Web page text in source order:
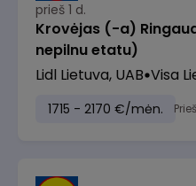
prieš 1 d.
Krovėjas (-a)
nepilnu etatu)
Lidl Lietuva, UAB Visa
1715 - 2170 €/mėn.